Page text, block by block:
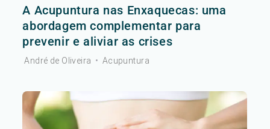
A Acupuntura nas Enxaquecas: uma
abordagem complementar para
prevenir e aliviar as crises
André de Oliveira • Acupuntura